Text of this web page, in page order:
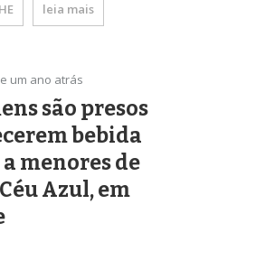
leia mais
um ano atrás
são presos
bebida
menores de
Azul, em